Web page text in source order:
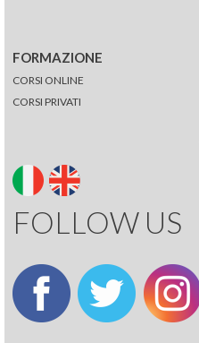
FORMAZIONE
CORSI ONLINE
CORSI PRIVATI
FOLLOW US